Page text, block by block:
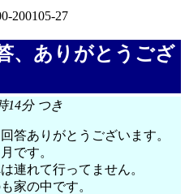
200105-27
、ありがとうござ
14分 つき
答ありがとうございます。
です。
連れて行ってません。
家の中です。